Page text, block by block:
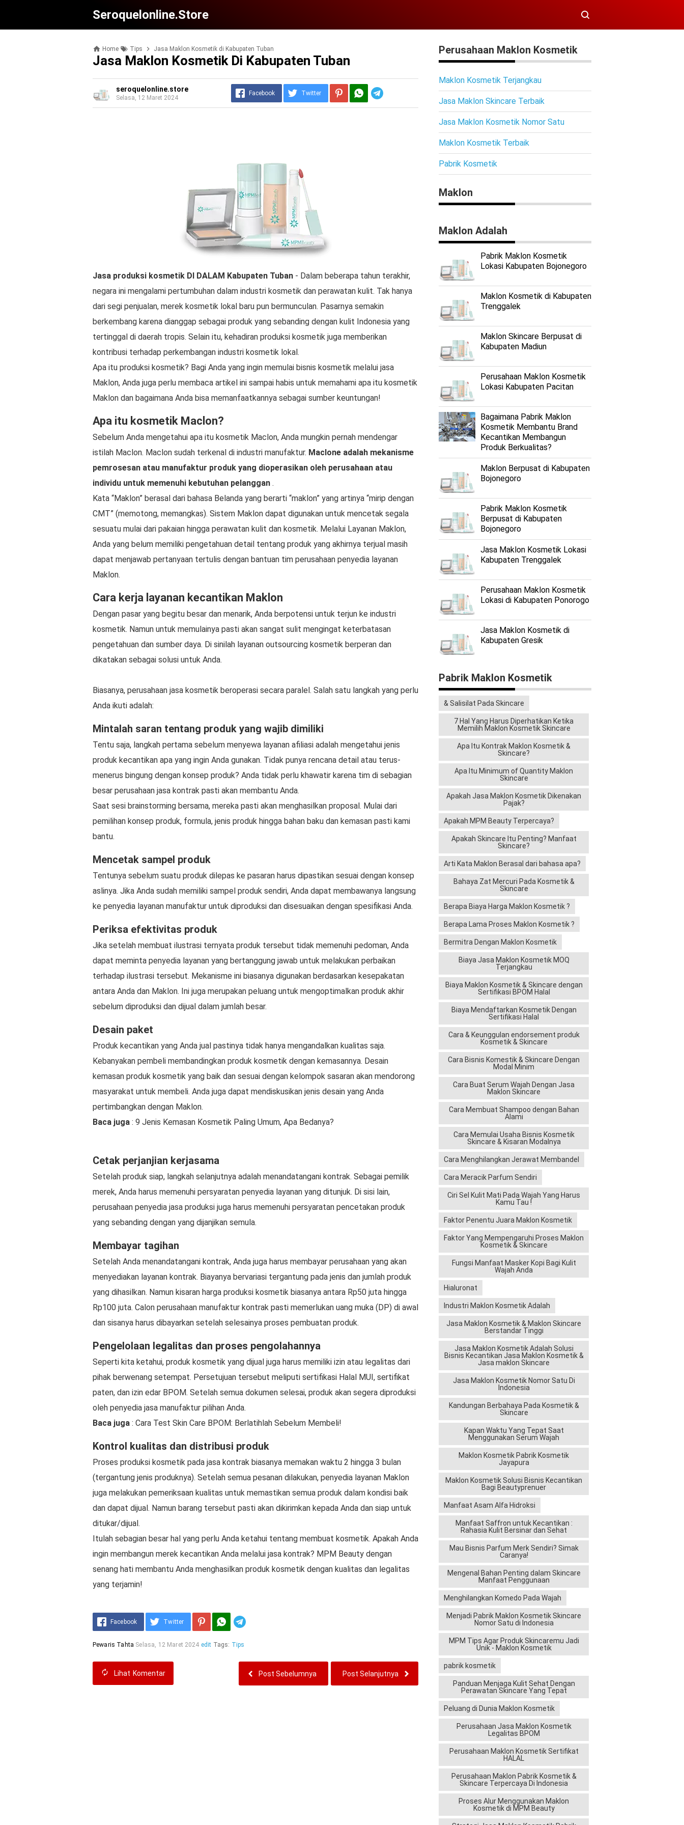
Seroquelonline.store
Home Tips Jasa Maklon Kosmetik di Kabupaten Tuban
Jasa Maklon Kosmetik Di Kabupaten Tuban
seroquelonline.store
Selasa, 12 Maret 2024
Facebook Twitter
Jasa produksi kosmetik DI DALAM Kabupaten Tuban - Dalam beberapa tahun terakhir,
negara ini mengalami pertumbuhan dalam industri kosmetik dan perawatan kulit. Tak hanya
dari segi penjualan, merek kosmetik lokal baru pun bermunculan. Pasarnya semakin
berkembang karena dianggap sebagai produk yang sebanding dengan kulit Indonesia yang
tertinggal di daerah tropis. Selain itu, kehadiran produksi kosmetik juga memberikan
kontribusi terhadap perkembangan industri kosmetik lokal.
Apa itu produksi kosmetik? Bagi Anda yang ingin memulai bisnis kosmetik melalui jasa
Maklon, Anda juga perlu membaca artikel ini sampai habis untuk memahami apa itu kosmetik
Maklon dan bagaimana Anda bisa memanfaatkannya sebagai sumber keuntungan!
Apa itu kosmetik Maclon?
Sebelum Anda mengetahui apa itu kosmetik Maclon, Anda mungkin pernah mendengar
istilah Maclon. Maclon sudah terkenal di industri manufaktur. Maclone adalah mekanisme
pemrosesan atau manufaktur produk yang dioperasikan oleh perusahaan atau
individu untuk memenuhi kebutuhan pelanggan .
Kata “Maklon” berasal dari bahasa Belanda yang berarti “maklon” yang artinya “mirip dengan
CMT” (memotong, memangkas). Sistem Maklon dapat digunakan untuk mencetak segala
sesuatu mulai dari pakaian hingga perawatan kulit dan kosmetik. Melalui Layanan Maklon,
Anda yang belum memiliki pengetahuan detail tentang produk yang akhirnya terjual masih
dapat menjawab pertanyaan tertulis dengan bantuan tim perusahaan penyedia layanan
Maklon.
Cara kerja layanan kecantikan Maklon
Dengan pasar yang begitu besar dan menarik, Anda berpotensi untuk terjun ke industri
kosmetik. Namun untuk memulainya pasti akan sangat sulit mengingat keterbatasan
pengetahuan dan sumber daya. Di sinilah layanan outsourcing kosmetik berperan dan
dikatakan sebagai solusi untuk Anda.
Biasanya, perusahaan jasa kosmetik beroperasi secara paralel. Salah satu langkah yang perlu
Anda ikuti adalah:
Mintalah saran tentang produk yang wajib dimiliki
Tentu saja, langkah pertama sebelum menyewa layanan afiliasi adalah mengetahui jenis
produk kecantikan apa yang ingin Anda gunakan. Tidak punya rencana detail atau terus-
menerus bingung dengan konsep produk? Anda tidak perlu khawatir karena tim di sebagian
besar perusahaan jasa kontrak pasti akan membantu Anda.
Saat sesi brainstorming bersama, mereka pasti akan menghasilkan proposal. Mulai dari
pemilihan konsep produk, formula, jenis produk hingga bahan baku dan kemasan pasti kami
bantu.
Mencetak sampel produk
Tentunya sebelum suatu produk dilepas ke pasaran harus dipastikan sesuai dengan konsep
aslinya. Jika Anda sudah memiliki sampel produk sendiri, Anda dapat membawanya langsung
ke penyedia layanan manufaktur untuk diproduksi dan disesuaikan dengan spesifikasi Anda.
Periksa efektivitas produk
Jika setelah membuat ilustrasi ternyata produk tersebut tidak memenuhi pedoman, Anda
dapat meminta penyedia layanan yang bertanggung jawab untuk melakukan perbaikan
terhadap ilustrasi tersebut. Mekanisme ini biasanya digunakan berdasarkan kesepakatan
antara Anda dan Maklon. Ini juga merupakan peluang untuk mengoptimalkan produk akhir
sebelum diproduksi dan dijual dalam jumlah besar.
Desain paket
Produk kecantikan yang Anda jual pastinya tidak hanya mengandalkan kualitas saja.
Kebanyakan pembeli membandingkan produk kosmetik dengan kemasannya. Desain
kemasan produk kosmetik yang baik dan sesuai dengan kelompok sasaran akan mendorong
masyarakat untuk membeli. Anda juga dapat mendiskusikan jenis desain yang Anda
pertimbangkan dengan Maklon.
Baca juga : 9 Jenis Kemasan Kosmetik Paling Umum, Apa Bedanya?
Cetak perjanjian kerjasama
Setelah produk siap, langkah selanjutnya adalah menandatangani kontrak. Sebagai pemilik
merek, Anda harus memenuhi persyaratan penyedia layanan yang ditunjuk. Di sisi lain,
perusahaan penyedia jasa produksi juga harus memenuhi persyaratan pencetakan produk
yang sebanding dengan yang dijanjikan semula.
Membayar tagihan
Setelah Anda menandatangani kontrak, Anda juga harus membayar perusahaan yang akan
menyediakan layanan kontrak. Biayanya bervariasi tergantung pada jenis dan jumlah produk
yang dihasilkan. Namun kisaran harga produksi kosmetik biasanya antara Rp50 juta hingga
Rp100 juta. Calon perusahaan manufaktur kontrak pasti memerlukan uang muka (DP) di awal
dan sisanya harus dibayarkan setelah selesainya proses pembuatan produk.
Pengelolaan legalitas dan proses pengolahannya
Seperti kita ketahui, produk kosmetik yang dijual juga harus memiliki izin atau legalitas dari
pihak berwenang setempat. Persetujuan tersebut meliputi sertifikasi Halal MUI, sertifikat
paten, dan izin edar BPOM. Setelah semua dokumen selesai, produk akan segera diproduksi
oleh penyedia jasa manufaktur pilihan Anda.
Baca juga : Cara Test Skin Care BPOM: Berlatihlah Sebelum Membeli!
Kontrol kualitas dan distribusi produk
Proses produksi kosmetik pada jasa kontrak biasanya memakan waktu 2 hingga 3 bulan
(tergantung jenis produknya). Setelah semua pesanan dilakukan, penyedia layanan Maklon
juga melakukan pemeriksaan kualitas untuk memastikan semua produk dalam kondisi baik
dan dapat dijual. Namun barang tersebut pasti akan dikirimkan kepada Anda dan siap untuk
ditukar/dijual.
Itulah sebagian besar hal yang perlu Anda ketahui tentang membuat kosmetik. Apakah Anda
ingin membangun merek kecantikan Anda melalui jasa kontrak? MPM Beauty dengan
senang hati membantu Anda menghasilkan produk kosmetik dengan kualitas dan legalitas
yang terjamin!
Facebook Twitter
Pewaris Tahta Selasa, 12 Maret 2024 edit Tags: Tips
Lihat Komentar Post Selanjutnya
Post Sebelumnya
Perusahaan Maklon Kosmetik
Maklon Kosmetik Terjangkau
Jasa Maklon Skincare Terbaik
Jasa Maklon Kosmetik Nomor Satu
Maklon Kosmetik Terbaik
Pabrik Kosmetik
Maklon
Maklon Adalah
Pabrik Maklon Kosmetik
Lokasi Kabupaten Bojonegoro
Maklon Kosmetik di Kabupaten
Trenggalek
Maklon Skincare Berpusat di
Kabupaten Madiun
Perusahaan Maklon Kosmetik
Lokasi Kabupaten Pacitan
Bagaimana Pabrik Maklon
Kosmetik Membantu Brand
Kecantikan Membangun
Produk Berkualitas?
Maklon Berpusat di Kabupaten
Bojonegoro
Pabrik Maklon Kosmetik
Berpusat di Kabupaten
Bojonegoro
Jasa Maklon Kosmetik Lokasi
Kabupaten Trenggalek
Perusahaan Maklon Kosmetik
Lokasi di Kabupaten Ponorogo
Jasa Maklon Kosmetik di
Kabupaten Gresik
Pabrik Maklon Kosmetik
& Salisilat Pada Skincare
7 Hal Yang Harus Diperhatikan Ketika
Memilih Maklon Kosmetik Skincare
Apa Itu Kontrak Maklon Kosmetik &
Skincare?
Apa Itu Minimum of Quantity Maklon
Skincare
Apakah Jasa Maklon Kosmetik Dikenakan
Pajak?
Apakah MPM Beauty Terpercaya?
Apakah Skincare Itu Penting? Manfaat
Skincare?
Arti Kata Maklon Berasal dari bahasa apa?
Bahaya Zat Mercuri Pada Kosmetik &
Skincare
Berapa Biaya Harga Maklon Kosmetik ?
Berapa Lama Proses Maklon Kosmetik ?
Bermitra Dengan Maklon Kosmetik
Biaya Jasa Maklon Kosmetik MOQ
Terjangkau
Biaya Maklon Kosmetik & Skincare dengan
Sertifikasi BPOM Halal
Biaya Mendaftarkan Kosmetik Dengan
Sertifikasi Halal
Cara & Keunggulan endorsement produk
Kosmetik & Skincare
Cara Bisnis Komestik & Skincare Dengan
Modal Minim
Cara Buat Serum Wajah Dengan Jasa
Maklon Skincare
Cara Membuat Shampoo dengan Bahan
Alami
Cara Memulai Usaha Bisnis Kosmetik
Skincare & Kisaran Modalnya
Cara Menghilangkan Jerawat Membandel
Cara Meracik Parfum Sendiri
Ciri Sel Kulit Mati Pada Wajah Yang Harus
Kamu Tau !
Faktor Penentu Juara Maklon Kosmetik
Faktor Yang Mempengaruhi Proses Maklon
Kosmetik & Skincare
Fungsi Manfaat Masker Kopi Bagi Kulit
Wajah Anda
Hialuronat
Industri Maklon Kosmetik Adalah
Jasa Maklon Kosmetik & Maklon Skincare
Berstandar Tinggi
Jasa Maklon Kosmetik Adalah Solusi
Bisnis Kecantikan Jasa Maklon Kosmetik &
Jasa maklon Skincare
Jasa Maklon Kosmetik Nomor Satu Di
Indonesia
Kandungan Berbahaya Pada Kosmetik &
Skincare
Kapan Waktu Yang Tepat Saat
Menggunakan Serum Wajah
Maklon Kosmetik Pabrik Kosmetik
Jayapura
Maklon Kosmetik Solusi Bisnis Kecantikan
Bagi Beautyprenuer
Manfaat Asam Alfa Hidroksi
Manfaat Saffron untuk Kecantikan :
Rahasia Kulit Bersinar dan Sehat
Mau Bisnis Parfum Merk Sendiri? Simak
Caranya!
Mengenal Bahan Penting dalam Skincare
Manfaat Penggunaan
Menghilangkan Komedo Pada Wajah
Menjadi Pabrik Maklon Kosmetik Skincare
Nomor Satu di Indonesia
MPM Tips Agar Produk Skincaremu Jadi
Unik - Maklon Kosmetik
pabrik kosmetik
Panduan Menjaga Kulit Sehat Dengan
Perawatan Skincare Yang Tepat
Peluang di Dunia Maklon Kosmetik
Perusahaan Jasa Maklon Kosmetik
Legalitas BPOM
Perusahaan Maklon Kosmetik Sertifikat
HALAL
Perusahaan Maklon Pabrik Kosmetik &
Skincare Terpercaya Di Indonesia
Proses Alur Menggunakan Maklon
Kosmetik di MPM Beauty